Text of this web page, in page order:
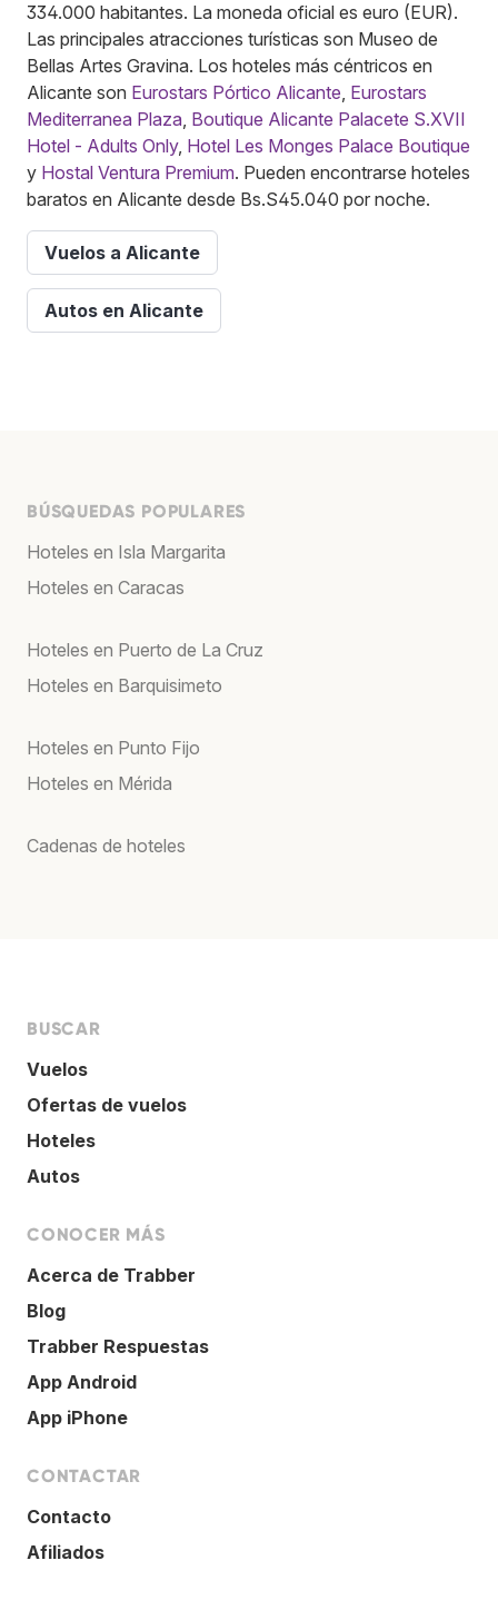
334.000 habitantes. La moneda oficial es euro (EUR).
Las principales atracciones turísticas son Museo de
Bellas Artes Gravina. Los hoteles más céntricos en
Alicante son Eurostars Pórtico Alicante, Eurostars
Mediterranea Plaza, Boutique Alicante Palacete S.XVII
Hotel - Adults Only, Hotel Les Monges Palace Boutique
y Hostal Ventura Premium. Pueden encontrarse hoteles
baratos en Alicante desde Bs.S45.040 por noche.
Vuelos a Alicante
Autos en Alicante
BÚSQUEDAS POPULARES
Hoteles en Isla Margarita
Hoteles en Caracas
Hoteles en Puerto de La Cruz
Hoteles en Barquisimeto
Hoteles en Punto Fijo
Hoteles en Mérida
Cadenas de hoteles
BUSCAR
Vuelos
Ofertas de vuelos
Hoteles
Autos
CONOCER MÁS
Acerca de Trabber
Blog
Trabber Respuestas
App Android
App iPhone
CONTACTAR
Contacto
Afiliados